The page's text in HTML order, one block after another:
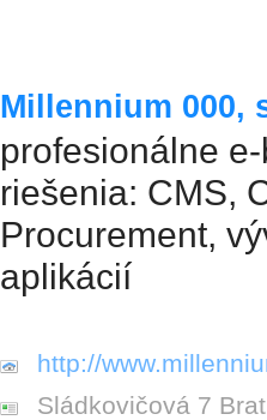
Millennium 000,
profesionálne
riešenia: CMS,
Procurement,
aplikácií
http://
Sládkovičová 7